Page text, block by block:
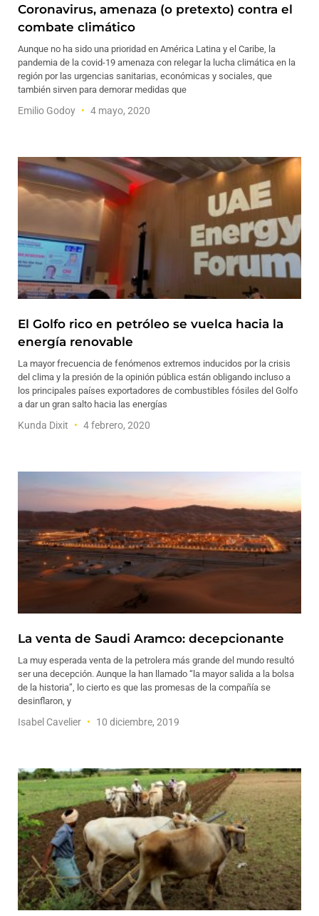
Coronavirus, amenaza (o pretexto) contra el
combate climático
Aunque no ha sido una prioridad en América Latina y el Caribe, la
pandemia de la covid-19 amenaza con relegar la lucha climática en la
región por las urgencias sanitarias, económicas y sociales, que
también sirven para demorar medidas que
Emilio Godoy 4 mayo, 2020
El Golfo rico en petróleo se vuelca hacia la
energía renovable
La mayor frecuencia de fenómenos extremos inducidos por la crisis
del clima y la presión de la opinión pública están obligando incluso a
los principales países exportadores de combustibles fósiles del Golfo
a dar un gran salto hacia las energías
Kunda Dixit 4 febrero, 2020
La venta de Saudi Aramco: decepcionante
La muy esperada venta de la petrolera más grande del mundo resultó
ser una decepción. Aunque la han llamado “la mayor salida a la bolsa
de la historia”, lo cierto es que las promesas de la compañía se
desinflaron, y
Isabel Cavelier 10 diciembre, 2019